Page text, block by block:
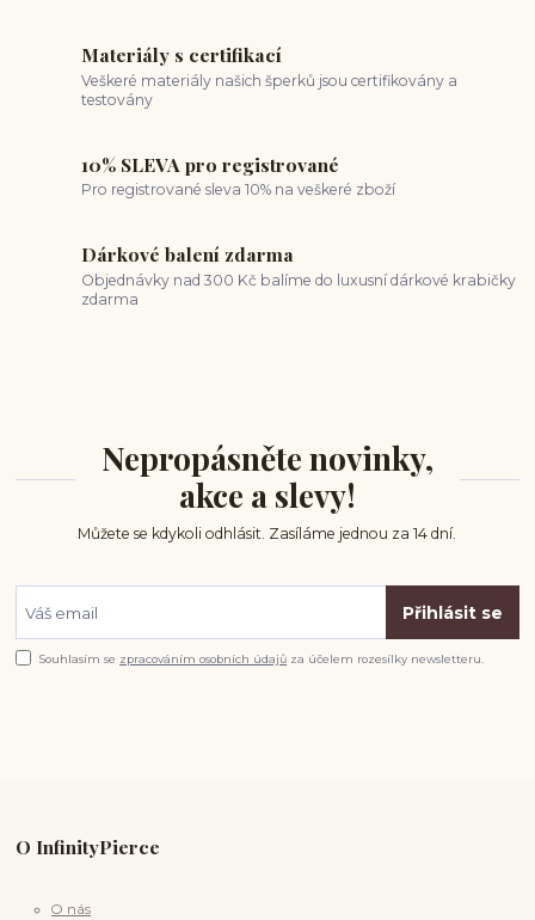
Materiály s certifikací
Veškeré materiály našich šperků jsou certifikovány a
testovány
10% SLEVA pro registrované
Pro registrované sleva 10% na veškeré zboží
Dárkové balení zdarma
Objednávky nad 300 Kč balíme do luxusní dárkové krabičky
zdarma
Nepropásněte novinky,
akce a slevy!
Můžete se kdykoli odhlásit. Zasíláme jednou za 14 dní.
Přihlásit se
Souhlasím se zpracováním osobních údajů za účelem rozesílky newsletteru.
O InfinityPierce
O nás